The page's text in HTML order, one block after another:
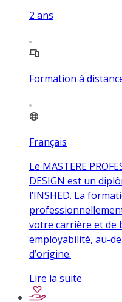
2 ans
Formation à
Français
Le MASTERE
DESIGN est un
l’INSHED. La
votre carrière et de
employabilité, au-
d’origine.
Lire la suite